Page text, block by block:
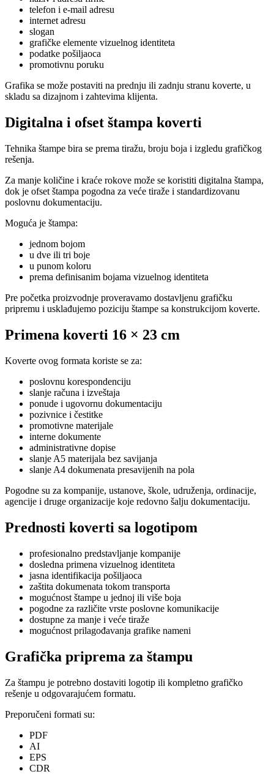
telefon i e-mail adresu
internet adresu
slogan
grafičke elemente vizuelnog identiteta
podatke pošiljaoca
promotivnu poruku
Grafika se može postaviti na prednju ili zadnju stranu koverte, u
skladu sa dizajnom i zahtevima klijenta.
Digitalna i ofset štampa koverti
Tehnika štampe bira se prema tiražu, broju boja i izgledu grafičkog
rešenja.
Za manje količine i kraće rokove može se koristiti digitalna štampa,
dok je ofset štampa pogodna za veće tiraže i standardizovanu
poslovnu dokumentaciju.
Moguća je štampa:
jednom bojom
u dve ili tri boje
u punom koloru
prema definisanim bojama vizuelnog identiteta
Pre početka proizvodnje proveravamo dostavljenu grafičku
pripremu i usklađujemo poziciju štampe sa konstrukcijom koverte.
Primena koverti 16 × 23 cm
Koverte ovog formata koriste se za:
poslovnu korespondenciju
slanje računa i izveštaja
ponude i ugovornu dokumentaciju
pozivnice i čestitke
promotivne materijale
interne dokumente
administrativne dopise
slanje A5 materijala bez savijanja
slanje A4 dokumenata presavijenih na pola
Pogodne su za kompanije, ustanove, škole, udruženja, ordinacije,
agencije i druge organizacije koje redovno šalju dokumentaciju.
Prednosti koverti sa logotipom
profesionalno predstavljanje kompanije
dosledna primena vizuelnog identiteta
jasna identifikacija pošiljaoca
zaštita dokumenata tokom transporta
mogućnost štampe u jednoj ili više boja
pogodne za različite vrste poslovne komunikacije
dostupne za manje i veće tiraže
mogućnost prilagođavanja grafike nameni
Grafička priprema za štampu
Za štampu je potrebno dostaviti logotip ili kompletno grafičko
rešenje u odgovarajućem formatu.
Preporučeni formati su:
PDF
AI
EPS
CDR